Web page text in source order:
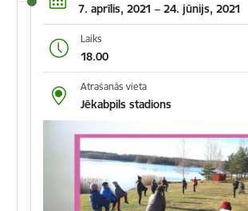
7. aprīlis, 2021 – 24. jūnijs, 2021
Laiks
18.00
Atrašanās vieta
Jēkabpils stadions